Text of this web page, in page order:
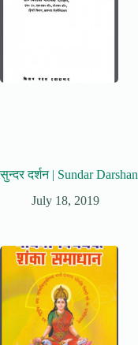
सुन्दर दर्शन | Sundar Darshan
July 18, 2019